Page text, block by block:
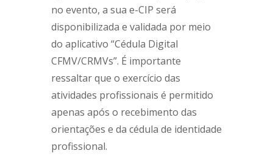
no evento, a sua e-CIP será
disponibilizada e validada por meio
do aplicativo “Cédula Digital
CFMV/CRMVs”. É importante
ressaltar que o exercício das
atividades profissionais é permitido
apenas após o recebimento das
orientações e da cédula de identidade
profissional.